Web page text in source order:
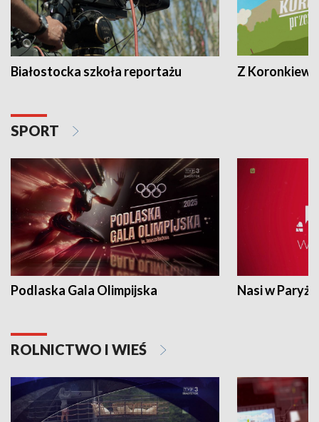
Białostocka szkoła reportażu Z
SPORT
Podlaska Gala Olimpijska Nasi w Paryżu
ROLNICTWO I WIEŚ